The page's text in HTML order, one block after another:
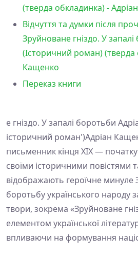
(тверда обкладинка) -
Відчуття та думки після
Зруйноване гніздо. У
(Історичний роман) (тверда
Кащенко
Переказ книги
е гніздо. У запалі боротьби
історичний роман')Адріан
письменник кінця XIX — початку
своїми історичними повістями
відображають героїчне минуле
боротьбу українського народу
твори, зокрема «Зруйноване
елементом української
впливаючи на формування